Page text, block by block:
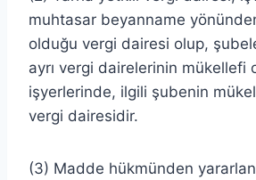
muhtasar beyanname
olduğu vergi dairesi olup,
ayrı vergi dairelerinin mükellefi
işyerlerinde, ilgili şubenin
vergi dairesidir.
(3) Madde hükmünden